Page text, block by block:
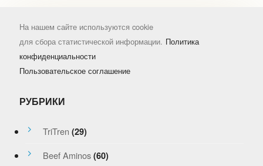
На нашем сайте используются cookie
для сбора статистической информации. Политика
конфиденциальности
Пользовательское соглашение
РУБРИКИ
TriTren (29)
Beef Aminos (60)